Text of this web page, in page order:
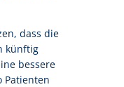
dass die
künftig
bessere
Patienten